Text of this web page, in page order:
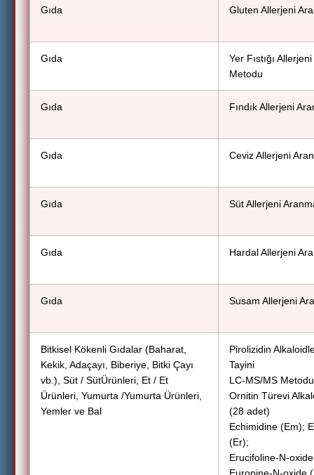
Gıda Gluten Allerjeni
Gıda
Yer Fıstığı
Metodu
Gıda Fındık Allerjeni
Gıda Ceviz Allerjeni
Gıda Süt Allerjeni
Gıda Hardal Allerjeni
Gıda Susam Allerjeni
Bitkisel Kökenli Gıdalar (Baharat,
Kekik, Adaçayı, Biberiye, Bitki Çayı
vb.), Süt / SütÜrünleri, Et / Et
Ürünleri, Yumurta /Yumurta Ürünleri,
Yemler ve Bal
Pirolizidin
Tayini
LC-MS/MS Metodu
Ornitin Türevi
(28 adet)
Echimidine (Em);
(Er);
Erucifoline-N-